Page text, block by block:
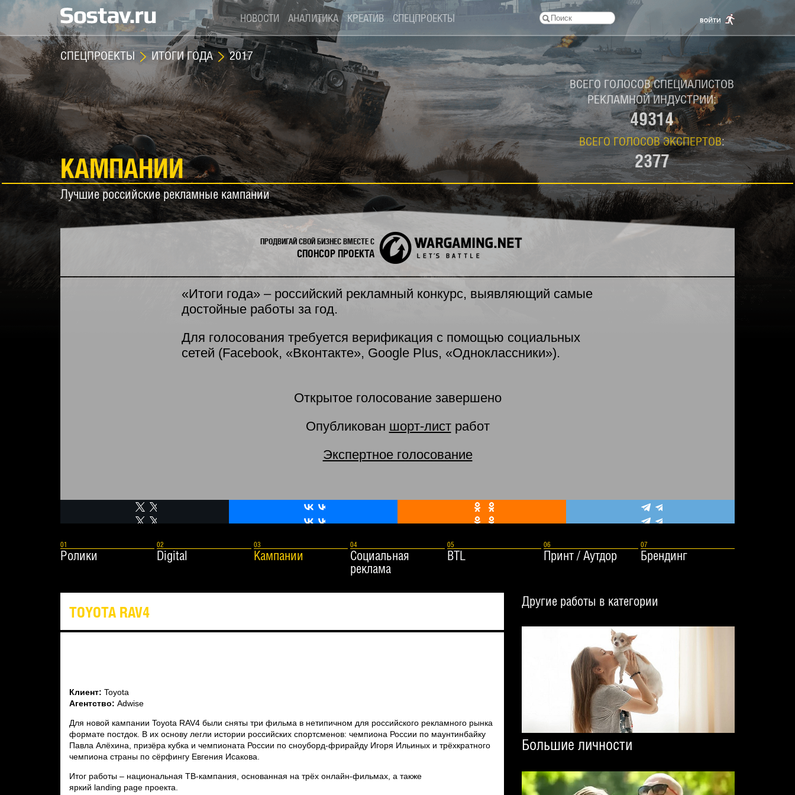
НОВОСТИ АНАЛИТИКА КРЕАТИВ СПЕЦПРОЕКТЫ
СПЕЦПРОЕКТЫ ИТОГИ ГОДА
2017
ВСЕГО ГОЛОСОВ СПЕЦИАЛИСТОВ
РЕКЛАМНОЙ ИНДУСТРИИ:
49314
ВСЕГО ГОЛОСОВ ЭКСПЕРТОВ:
2377
КАМПАНИИ
Лучшие российские рекламные кампании
ПРОДВИГАЙ СВОЙ БИЗНЕС ВМЕСТЕ С
СПОНСОР ПРОЕКТА
«Итоги года» – российский рекламный конкурс, выявляющий самые
достойные работы за год.
Для голосования требуется верификация с помощью социальных
сетей (Facebook, «Вконтакте», Google Plus, «Одноклассники»).
Открытое голосование завершено
Опубликован шорт-листработ
Экспертное голосование
Ролики Digital Кампании
Социальная
реклама
BTL Принт / Аутдор Брендинг
TOYOTA RAV4
Клиент: Toyota
Агентство: Adwise
Для новой кампании Toyota RAV4 были сняты три фильма в нетипичном для российского рекламного рынка
формате постдок. В их основу легли истории российских спортсменов: чемпиона России по маунтинбайку
Павла Алёхина, призёра кубка и чемпионата России по сноуборд-фрирайду Игоря Ильиных и трёхкратного
чемпиона страны по сёрфингу Евгения Исакова.
Итог работы – национальная ТВ-кампания, основанная на трёх онлайн-фильмах, а также
яркий landing page проекта.
Другие работы в категории
Большие личности